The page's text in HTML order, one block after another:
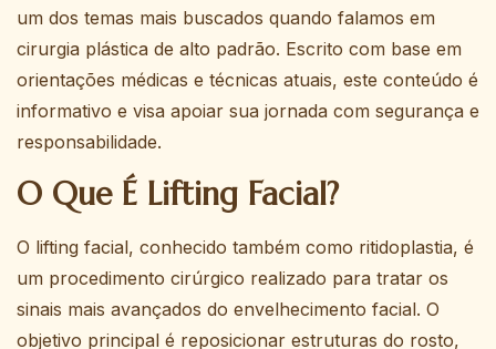
um dos temas mais buscados quando falamos em
cirurgia plástica de alto padrão. Escrito com base em
orientações médicas e técnicas atuais, este conteúdo é
informativo e visa apoiar sua jornada com segurança e
responsabilidade.
O Que É Lifting Facial?
O lifting facial, conhecido também como ritidoplastia, é
um procedimento cirúrgico realizado para tratar os
sinais mais avançados do envelhecimento facial. O
objetivo principal é reposicionar estruturas do rosto,